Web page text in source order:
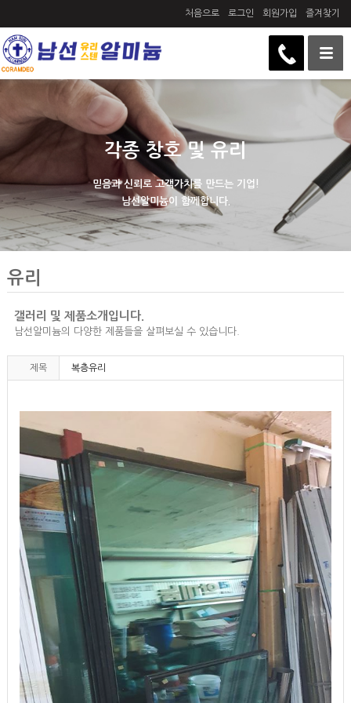
처음으로 로그인 회원가입 즐겨찾기
각종 창호 및 유리
믿음과 신뢰로 고객가치를 만드는 기업!
남선알미늄이 함께합니다.
유리
갤러리 및 제품소개입니다.
남선알미늄의 다양한 제품들을 살펴보실 수 있습니다.
제목 복층유리